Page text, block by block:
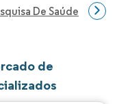
De Saúde
de